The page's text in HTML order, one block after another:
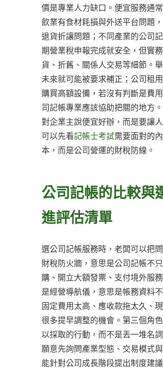
價是專業人力缺口。便宜服務通
飲業有食材耗損與外送平台問題
退貨折讓問題；不同產業的公司
期營業稅申報完成就安全，但實
貨、折舊、關係人交易等細節。
未來就可能被要求補正；公司租
購買高額設備，若沒有判斷是費
司記帳專業應該協助把關的地方
對企業主說便宜好辦，而是要讓
可以先看記帳士考試需要面對的
本，而是公司營運的財稅防線。
公司記帳的比較與
進評估清單
選公司記帳服務時，老闆可以把
財稅防火牆，意思是公司記帳不
購、開立大額發票、支付境外服
是經營導航儀，意思是帳務資料
固定費用太高、應收款拖太久、
很多提早調整的機會。第三個角
以採取的行動，而不是丟一堆名
願意先詢問產業型態、交易模式
能針對公司成長階段提出制度建